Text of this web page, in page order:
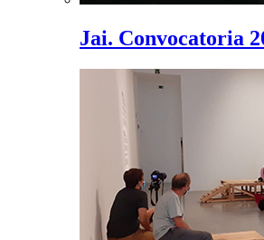
Jai. Convocatoria